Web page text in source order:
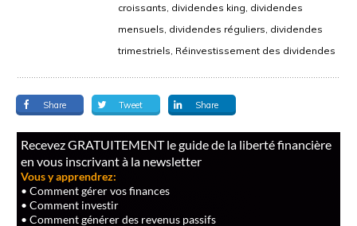
croissants, dividendes king, dividendes
mensuels, dividendes réguliers, dividendes
trimestriels, Réinvestissement des dividendes
Share Tweet Share